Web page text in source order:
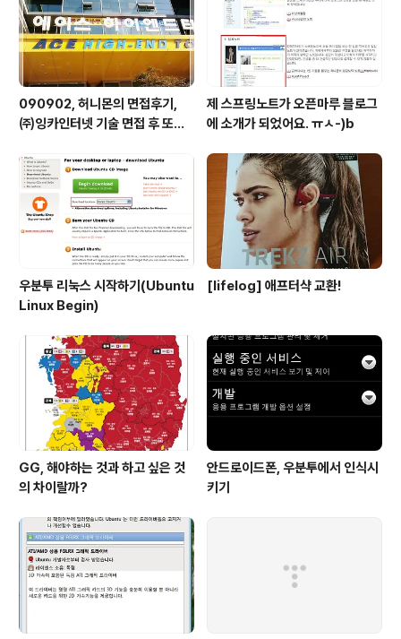
090902, 허니몬의 면접후기,
㈜잉카인터넷 기술 면접 후 또한
업!!
제 스프링노트가 오픈마루 블로그
에 소개가 되었어요. ㅠㅅ-)b
우분투 리눅스 시작하기(Ubuntu
Linux Begin)
[lifelog] 애프터샥 교환!
GG, 해야하는 것과 하고 싶은 것
의 차이랄까?
안드로이드폰, 우분투에서 인식시
키기